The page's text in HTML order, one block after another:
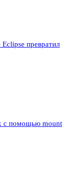
превратил
c помощью mount